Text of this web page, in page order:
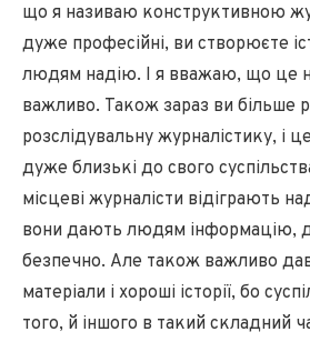
що я називаю конструктивною
дуже професійні, ви створюєте
людям надію. І я вважаю, що це
важливо. Також зараз ви більше
розслідувальну журналістику, і
дуже близькі до свого
місцеві журналісти відіграють
вони дають людям інформацію,
безпечно. Але також важливо
матеріали і хороші історії, бо
того, й іншого в такий складний